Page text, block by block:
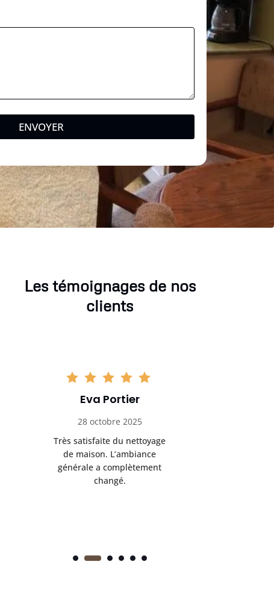
ENVOYER
Les témoignages de nos
clients
Eva Portier
28 octobre 2025
Très satisfaite du nettoyage
de maison. L’ambiance
générale a complètement
changé.